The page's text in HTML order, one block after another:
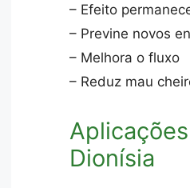
– Efeito
– Previne novos
– Melhora o fluxo
– Reduz mau
Dionísia